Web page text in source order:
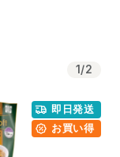
1 /2
即日発送
お買い得